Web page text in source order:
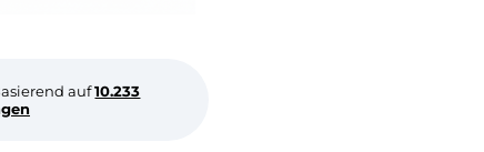
auf10.233